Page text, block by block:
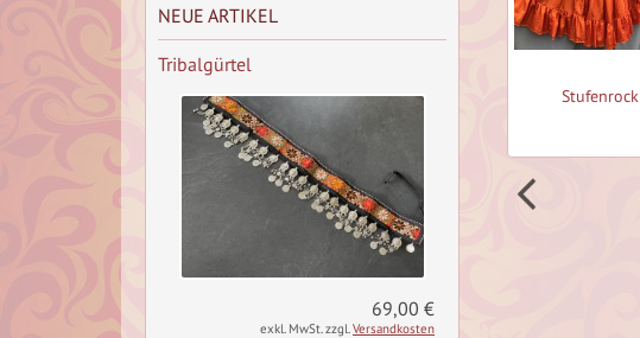
25 Yards Tribal Rock
25 Yards Tribal
Stufenrock
NEUE ARTIKEL
Tribalgürtel
69,00 €
exkl. MwSt. zzgl.Versandkosten